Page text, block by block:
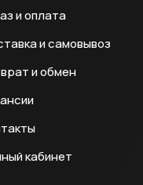
и оплата
и самовывоз
и обмен
кабинет